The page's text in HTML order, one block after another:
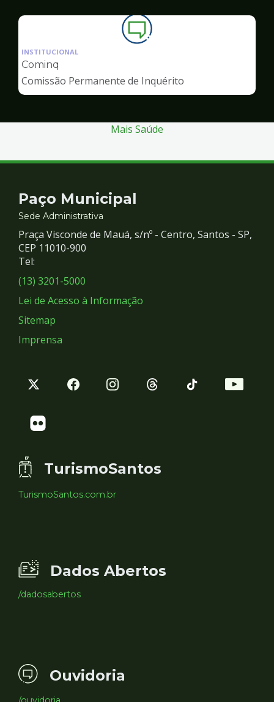
Ilustração
da
de
Ouvidoria
INSTITUCIONAL
Cominq
Comissão Permanente de Inquérito
Mais Saúde
Contato
e
Redes
Sociais
Paço Municipal
Sede Administrativa
Praça Visconde de Mauá, s/nº - Centro, Santos - SP,
CEP 11010-900
Tel:
(13) 3201-5000
Lei de Acesso à Informação
Sitemap
Imprensa
TurismoSantos
TurismoSantos.com.br
Dados Abertos
/dadosabertos
Ouvidoria